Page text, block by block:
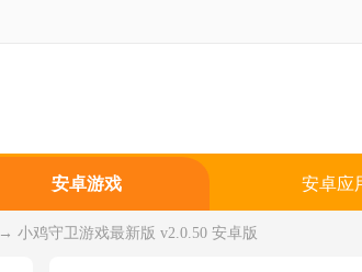
安卓游戏 安卓应
→ 小鸡守卫游戏最新版 v2.0.50 安卓版